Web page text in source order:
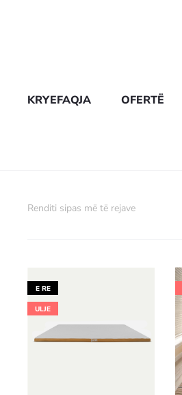
KRYEFAQJA OFERTË
E RE
ULJE